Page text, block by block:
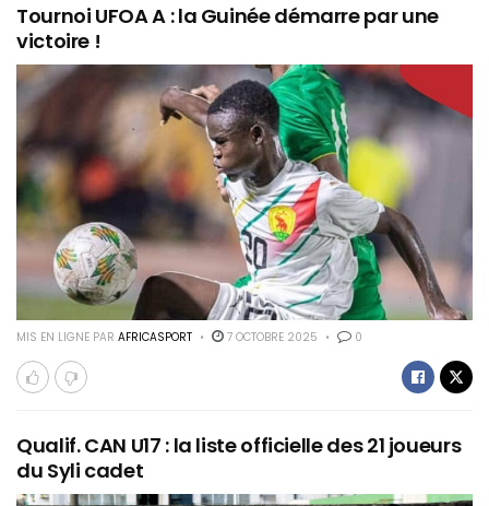
Tournoi UFOA A : la Guinée démarre par une
victoire !
MIS EN LIGNE PAR AFRICASPORT 7 OCTOBRE 2025 0
Qualif. CAN U17 : la liste officielle des 21 joueurs
du Syli cadet